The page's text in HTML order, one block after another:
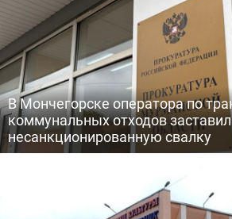
В Мончегорске оператора по
коммунальных отходов
несанкционированную свалку